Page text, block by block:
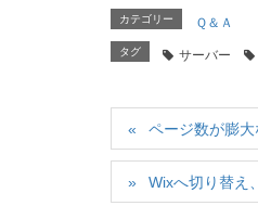
カテゴリー Ｑ＆Ａ
タグ サーバー
ページ数が膨
Wixへ切り替え